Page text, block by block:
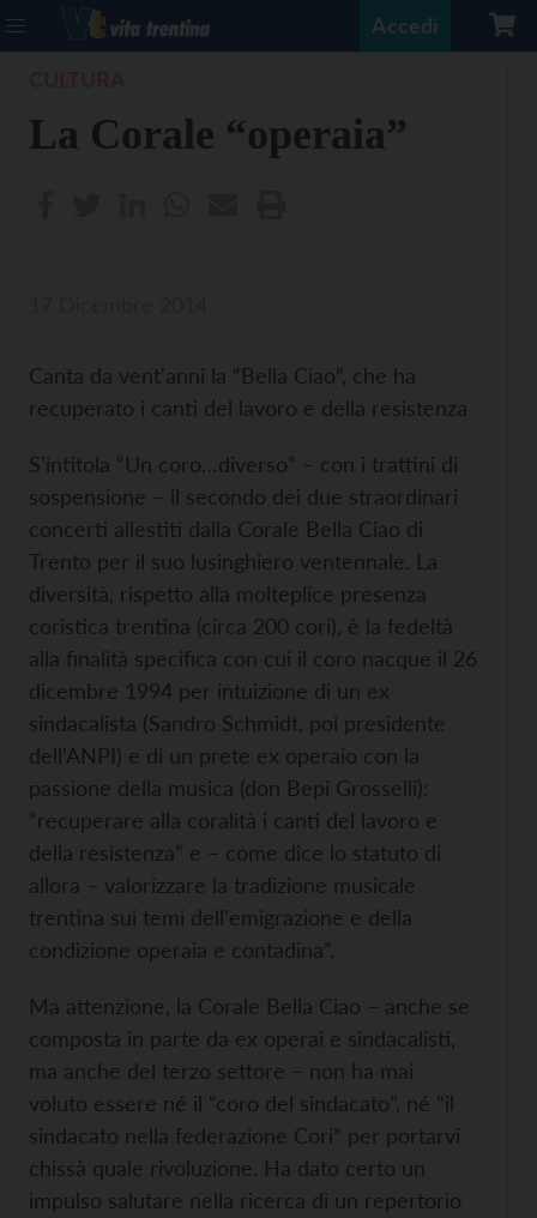
Accedi
La Corale “operaia”
Canta da vent'anni la “Bella Ciao”, che ha
recuperato i canti del lavoro e della resistenza
S'intitola “Un coro…diverso” – con i trattini di
sospensione – il secondo dei due straordinari
concerti allestiti dalla Corale Bella Ciao di
Trento per il suo lusinghiero ventennale. La
diversità, rispetto alla molteplice presenza
coristica trentina (circa 200 cori), è la fedeltà
alla finalità specifica con cui il coro nacque il 26
dicembre 1994 per intuizione di un ex
sindacalista (Sandro Schmidt, poi presidente
dell'ANPI) e di un prete ex operaio con la
passione della musica (don Bepi Grosselli):
“recuperare alla coralità i canti del lavoro e
della resistenza” e – come dice lo statuto di
allora – valorizzare la tradizione musicale
trentina sui temi dell'emigrazione e della
condizione operaia e contadina”.
Ma attenzione, la Corale Bella Ciao – anche se
composta in parte da ex operai e sindacalisti,
ma anche del terzo settore – non ha mai
voluto essere né il “coro del sindacato”, né “il
sindacato nella federazione Cori” per portarvi
chissà quale rivoluzione. Ha dato certo un
impulso salutare nella ricerca di un repertorio